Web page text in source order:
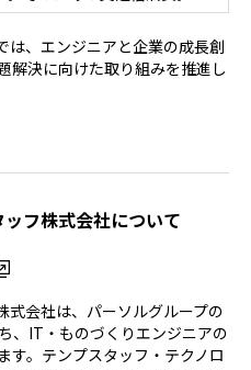
は、エンジニアと企業の成長創
解決に向けた取り組みを推進し
フ株式会社について
式会社は、パーソルグループの
、IT・ものづくりエンジニアの
す。テンプスタッフ・テクノロ